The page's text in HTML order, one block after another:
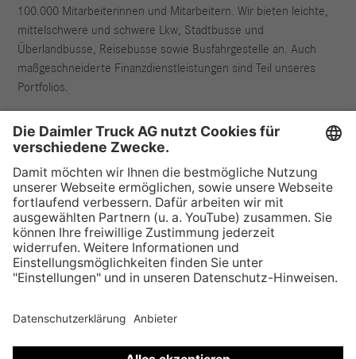
100.000 Mitarbeiterinnen und Mitarbeitern. Wir bieten leichte,
mittelschwere und schwere Lkw, Stadtbusse und
Überlandbusse, Reisebusse sowie Busfahrgestelle an. Auch
maßgeschneiderte Finanzdienstleistungen sind Teil unseres
Portfolios.
Anbieter & Rechtliche Hinweise
Datenschutz